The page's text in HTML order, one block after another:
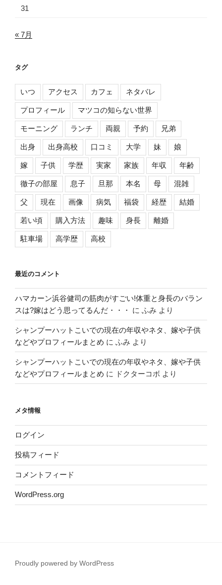
31
« 7月
タグ
いつ アクセス カフェ ネタバレ
プロフィール マツコの知らない世界
モーニング ランチ 両親 予約 兄弟
出身 出身高校 口コミ 大学 妹 娘
嫁 子供 学歴 実家 家族 年収 年齢
徹子の部屋 息子 旦那 本名 母 混雑
父 現在 画像 病気 福袋 経歴 結婚
若い頃 購入方法 趣味 身長 離婚
駐車場 高学歴 高校
最近のコメント
ハマカーン浜谷健司の筋肉がすごい!体重と身長のバラン
スは?嫁はどう思ってるんだ・・・
に ふみ より
シャンプーハットこいでの現在の年収やネタ、嫁や子供
などやプロフィールまとめ に ふみ より
シャンプーハットこいでの現在の年収やネタ、嫁や子供
などやプロフィールまとめ に ドクターコボ より
メタ情報
ログイン
投稿フィード
コメントフィード
WordPress.org
Proudly powered by WordPress